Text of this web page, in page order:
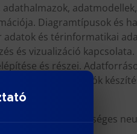
adatmodellek,
Diagramtípusok és
adatok és térinformatikai
és vizualizáció
és részei.
Vizualizációk
célja a mesterséges